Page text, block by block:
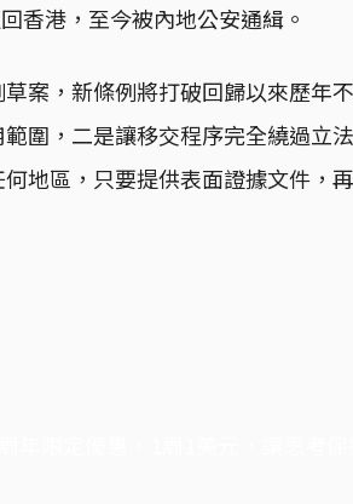
香港，至今被內地公安通緝。
案，新條例將打破回歸以來歷年
圍，二是讓移交程序完全繞過立
地區，只要提供表面證據文件，